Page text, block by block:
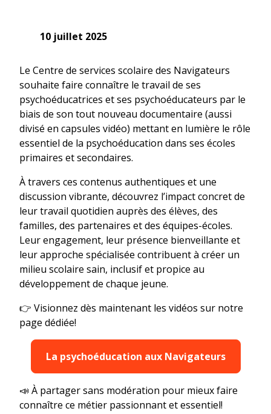
10 juillet 2025
Le Centre de services scolaire des Navigateurs
souhaite faire connaître le travail de ses
psychoéducatrices et ses psychoéducateurs par le
biais de son tout nouveau documentaire (aussi
divisé en capsules vidéo) mettant en lumière le rôle
essentiel de la psychoéducation dans ses écoles
primaires et secondaires.
À travers ces contenus authentiques et une
discussion vibrante, découvrez l’impact concret de
leur travail quotidien auprès des élèves, des
familles, des partenaires et des équipes-écoles.
Leur engagement, leur présence bienveillante et
leur approche spécialisée contribuent à créer un
milieu scolaire sain, inclusif et propice au
développement de chaque jeune.
👉 Visionnez dès maintenant les vidéos sur notre
page dédiée!
La psychoéducation aux Navigateurs
📣 À partager sans modération pour mieux faire
connaître ce métier passionnant et essentiel!